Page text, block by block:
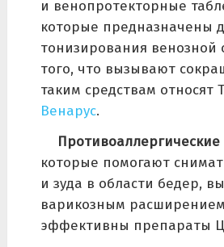
и венопротекторные
которые предназначены
тонизирования венозной
того, что вызывают
таким средствам относят
Венарус.
Противоаллергические
которые помогают
и зуда в области бедер,
варикозным
эффективны препараты